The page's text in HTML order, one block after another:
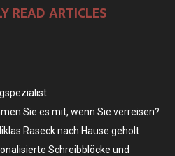
READ ARTICLES
Sie es mit, wenn Sie verreisen?
Raseck nach Hause geholt
Schreibblöcke und